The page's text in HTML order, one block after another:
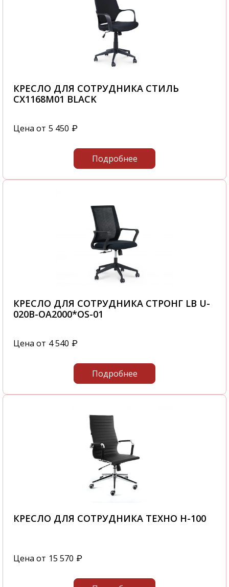
КРЕСЛО ДЛЯ СОТРУДНИКА СТИЛЬ
CX1168M01 BLACK
Цена от 5 450 ₽
Подробнее
КРЕСЛО ДЛЯ СОТРУДНИКА СТРОНГ LB U-
020B-OA2000*OS-01
Цена от 4 540 ₽
Подробнее
КРЕСЛО ДЛЯ СОТРУДНИКА ТЕХНО H-100
Цена от 15 570 ₽